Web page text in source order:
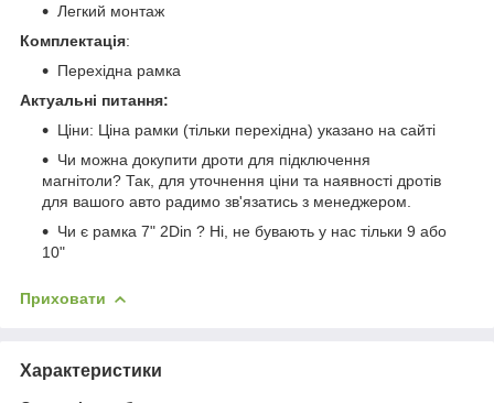
Легкий монтаж
Комплектація:
Перехідна рамка
Актуальні питання:
Ціни: Ціна рамки (тільки перехідна) указано на сайті
Чи можна докупити дроти для підключення
магнітоли? Так, для уточнення ціни та наявності дротів
для вашого авто радимо зв'язатись з менеджером.
Чи є рамка 7" 2Din ? Ні, не бувають у нас тільки 9 або
10"
Приховати
Характеристики